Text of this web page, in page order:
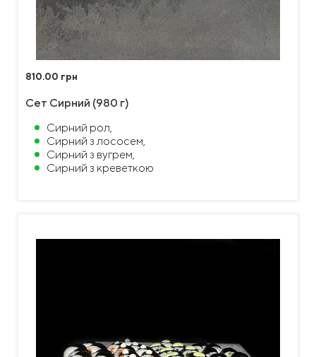
810.00 грн
Сет Сирний (980 г)
Сирний рол,
Сирний з лососем,
Сирний з вугрем,
Сирний з креветкою